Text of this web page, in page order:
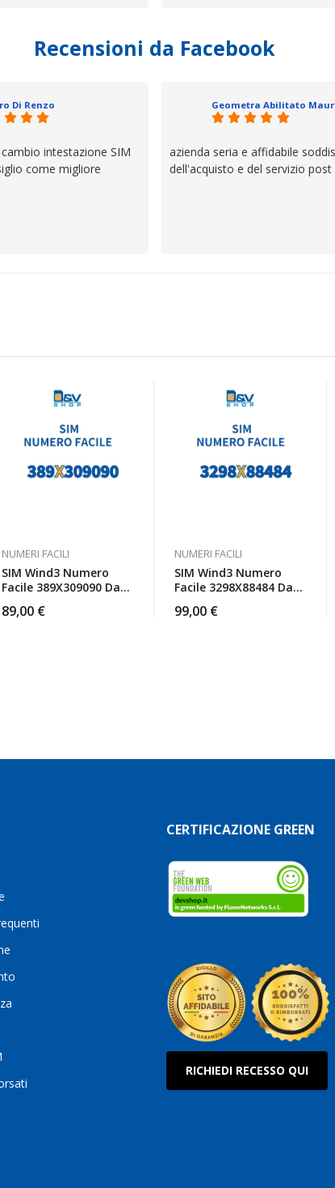
cose. Be', io qui è proprio quello
trovato, un atteggiamento che
se avete bisogno siete in
Recensioni da Facebook
Di Renzo
intestazione SIM
come migliore
azienda seria e affidabile
dell'acquisto e del servizio post
NUMERI FACILI
SIM Wind3 Numero
Facile 389X309090 Da
89,00 €
NUMERI FACILI
SIM Wind3 Numero
Facile 3298X88484 Da
99,00 €
CERTIFICAZIONE GREEN
RICHIEDI RECESSO QUI